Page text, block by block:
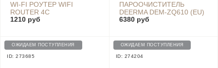
WI-FI РОУТЕР WIFI
ROUTER 4C
1210 руб
ПАРООЧИСТИТЕЛЬ
DEERMA DEM-ZQ610 (EU)
6380 руб
ОЖИДАЕМ ПОСТУПЛЕНИЯ
ID: 273685
ОЖИДАЕМ ПОСТУПЛЕНИЯ
ID: 274204